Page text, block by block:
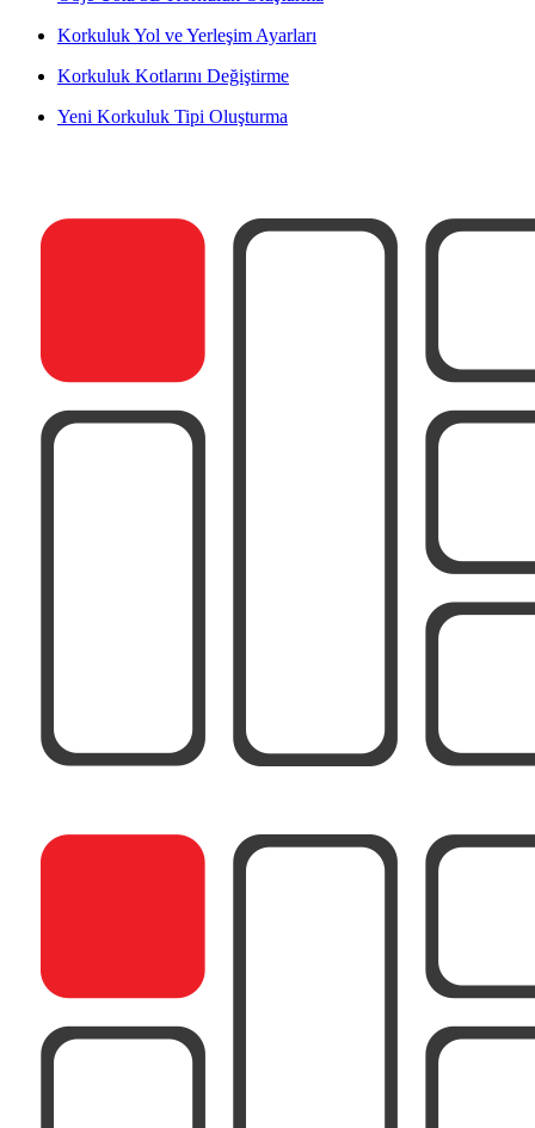
Korkuluk Yol ve Yerleşim Ayarları
Korkuluk Kotlarını Değiştirme
Yeni Korkuluk Tipi Oluşturma